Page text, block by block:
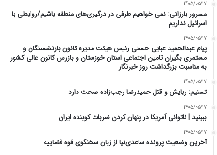
1405/05/17
مسرور بارزانی: نمی خواهیم طرفی در درگیری‌های منطقه باشیم/روابطی با
اسرائیل نداریم
1405/05/17
پیام عبدالحمید عبایی حسنی رئیس هیئت مدیره کانون بازنشستگان و
مستمری بگیران تامین اجتماعی استان خوزستان و بازرس کانون عالی کشور
به مناسبت بزرگداشت روز خبرنگار
1405/05/17
تسنیم: ربایش و قتل حمیدرضا رجب‌زاده صحت دارد
1405/05/17
‏ببینید | ناتوانی آمریکا در پنهان کردن ضربات کوبنده ایران
1405/05/17
آخرین وضعیت پرونده ساعدی‌نیا از زبان سخنگوی قوه قضاییه